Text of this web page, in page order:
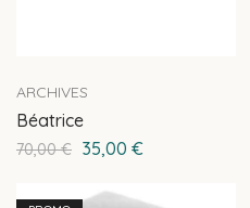
ARCHIVES
Béatrice
70,00€ 35,00 €